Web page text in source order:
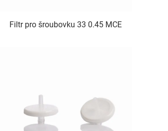
Filtr pro šroubovku 33 0.45 MCE